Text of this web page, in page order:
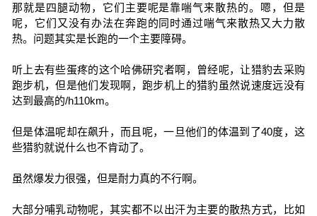
那就是四腿动物，它们主要呢是靠喘气来散热的。嗯，但是
呢，它们又没有办法在奔跑的同时通过喘气来散热又大力散
热。问题其实是长跑的一个主要障碍。
听上去有些蛋疼的这个哈佛研究者啊，曾经呢，让猎豹去采购
跑步机，但是他们发现啊，跑步机上的猎豹虽然说速度远没有
达到最高的/h110km。
但是体温呢却在飙升，而且呢，一旦他们的体温到了40度，这
些猎豹就说什么也不肯动了。
虽然爆发力很强，但是耐力真的不行啊。
大部分哺乳动物呢，其实都不以出汗为主要的散热方式，比如